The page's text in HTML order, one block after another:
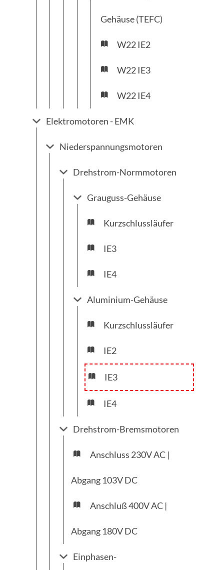
Gehäuse (TEFC)
W22 IE2
W22 IE3
W22 IE4
Elektromotoren - EMK
Niederspannungsmotoren
Drehstrom-Normmotoren
Grauguss-Gehäuse
Kurzschlussläufer
IE3
IE4
Aluminium-Gehäuse
Kurzschlussläufer
IE2
IE3
IE4
Drehstrom-Bremsmotoren
Anschluss 230V AC |
Abgang 103V DC
Anschluß 400V AC |
Abgang 180V DC
Einphasen-